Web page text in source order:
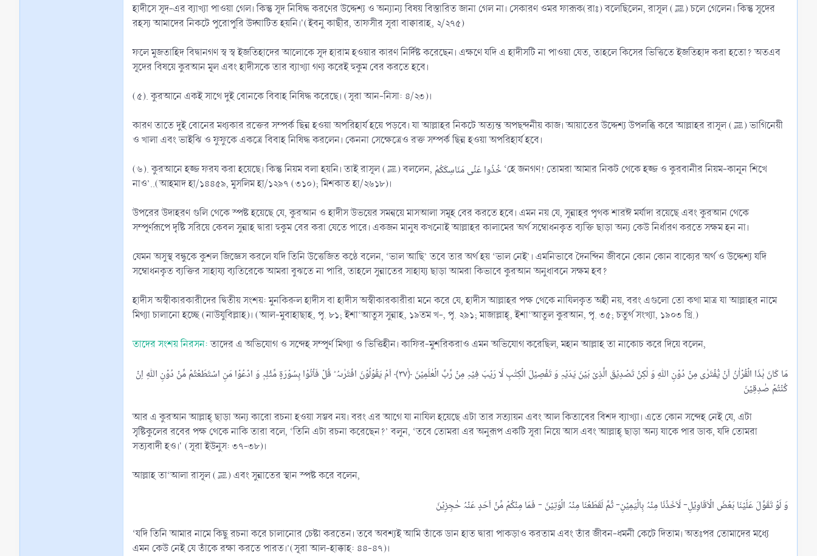
হাদীসে সূদ-এর ব্যাখ্যা পাওয়া গেল। কিন্তু সূদ নিষিদ্ধ করণের উদ্দেশ্য ও অন্যান্য বিষয় বিস্তারিত জানা গেল না। সেকারণ ওমর ফারূক(রাঃ) বলেছিলেন, রাসূল (ﷺ) চলে গেলেন। কিন্তু সূদের
রহস্য আমাদের নিকটে পুরোপুরি উদ্ঘাটিত হয়নি।'(ইবনু কাছীর, তাফসীর সূরা বাক্বারাহ, ২/২৭৫)
ফলে মুজতাহিদ বিদ্বানগণ স্ব স্ব ইজতিহাদের আলোকে সূদ হারাম হওয়ার কারণ নির্দিষ্ট করেছেন। এক্ষণে যদি এ হাদীসটি না পাওয়া যেত, তাহলে কিসের ভিত্তিতে ইজতিহাদ করা হতো? অতএব
সূদের বিষয়ে কুরআন মূল এবং হাদীসকে তার ব্যাখ্যা গণ্য করেই হুকুম বের করতে হবে।
(৫). কুরআনে একই সাথে দুই বোনকে বিবাহ নিষিদ্ধ করেছে। (সূরা আন-নিসা: ৪/২৩)।
কারণ তাতে দুই বোনের মধ্যকার রক্তের সম্পর্ক ছিন্ন হওয়া অপরিহার্য হয়ে পড়বে। যা আল্লাহর নিকটে অত্যন্ত অপছন্দনীয় কাজ। আয়াতের উদ্দেশ্য উপলব্ধি করে আল্লাহর রাসূল (ﷺ) ভাগিনেয়ী
ও খালা এবং ভাইঝি ও ফুফুকে একত্রে বিবাহ নিষিদ্ধ করলেন। কেননা সেক্ষেত্রেও রক্ত সম্পর্ক ছিন্ন হওয়া অপরিহার্য হবে।
(৬). কুরআনে হজ্জ ফরয করা হয়েছে। কিন্তু নিয়ম বলা হয়নি। তাই রাসূল (ﷺ) বললেন, خُذُوا عَنِّى مَنَاسِكَكُمْ ‘হে জনগণ! তোমরা আমার নিকট থেকে হজ্জ ও কুরবানীর নিয়ম-কানূন শিখে
নাও’..(আহমাদ হা/১৪৪৫৯, মুসলিম হা/১২৯৭ (৩১০); মিশকাত হা/২৬১৮)।
উপরের উদাহরণ গুলি থেকে স্পষ্ট হয়েছে যে, কুরআন ও হাদীস উভয়ের সমন্বয়ে মাসআলা সমূহ বের করতে হবে। এমন নয় যে, সুন্নাহর পৃথক শারঈ মর্যাদা রয়েছে এবং কুরআন থেকে
সম্পূর্ণরূপে দৃষ্টি সরিয়ে কেবল সুন্নাহ দ্বারা হুকুম বের করা যেতে পারে। একজন মানুষ কখনোই আল্লাহর কালামের অর্থ সম্বোধনকৃত ব্যক্তি ছাড়া অন্য কেউ নির্ধারণ করতে সক্ষম হন না।
যেমন অসুস্থ বন্ধুকে কুশল জিজ্ঞেস করলে যদি তিনি উত্তেজিত কণ্ঠে বলেন, ‘ভাল আছি’ তবে তার অর্থ হয় ‘ভাল নেই’। এমনিভাবে দৈনন্দিন জীবনে কোন কোন বাক্যের অর্থ ও উদ্দেশ্য যদি
সম্বোধনকৃত ব্যক্তির সাহায্য ব্যতিরেকে আমরা বুঝতে না পারি, তাহলে সুন্নাতের সাহায্য ছাড়া আমরা কিভাবে কুরআন অনুধাবনে সক্ষম হব?
হাদীস অস্বীকারকারীদের দ্বিতীয় সংশয়: মুনকিরুল হাদীস বা হাদীস অস্বীকারকারীরা মনে করে যে, হাদীস আল্লাহর পক্ষ থেকে নাযিলকৃত অহী নয়, বরং এগুলো তো কথা মাত্র যা আল্লাহর নামে
মিথ্যা চালানো হচ্ছে (নাউযুবিল্লাহ)। (আল-মুবাহাছাহ, পৃ. ৮১; ইশা‘আতুস সুন্নাহ, ১৯তম খ-, পৃ. ২৯১; মাজাল্লাহ্, ইশা‘আতুল কুরআন, পৃ. ৩৫; চতুর্থ সংখ্যা, ১৯০৩ খ্রি.)
তাদের সংশয় নিরসন:তাদের এ অভিযোগ ও সন্দেহ সম্পূর্ণ মিথ্যা ও ভিত্তিহীন। কাফির-মুশরিকরাও এমন অভিযোগ করেছিল, মহান আল্লাহ তা নাকোচ করে দিয়ে বলেন,
مَا کَانَ ہٰذَا الۡقُرۡاٰنُ اَنۡ یُّفۡتَرٰی مِنۡ دُوۡنِ اللّٰہِ وَ لٰکِنۡ تَصۡدِیۡقَ الَّذِیۡ بَیۡنَ یَدَیۡہِ وَ تَفۡصِیۡلَ الۡکِتٰبِ لَا رَیۡبَ فِیۡہِ مِنۡ رَّبِّ الۡعٰلَمِیۡنَ ﴿۟۳۷﴾ اَمۡ یَقُوۡلُوۡنَ افۡتَرٰىہُ ؕ قُلۡ فَاۡتُوۡا بِسُوۡرَۃٍ مِّثۡلِہٖ وَ ادۡعُوۡا مَنِ اسۡتَطَعۡتُمۡ مِّنۡ دُوۡنِ اللّٰہِ اِنۡ
আর এ কুরআন আল্লাহ্‌ ছাড়া অন্য কারো রচনা হওয়া সম্ভব নয়। বরং এর আগে যা নাযিল হয়েছে এটা তার সত্যায়ন এবং আল কিতাবের বিশদ ব্যাখ্যা। এতে কোন সন্দেহ নেই যে, এটা
সৃষ্টিকুলের রবের পক্ষ থেকে নাকি তারা বলে, ‘তিনি এটা রচনা করেছেন?’ বলুন, ‘তবে তোমরা এর অনুরূপ একটি সূরা নিয়ে আস এবং আল্লাহ্‌ ছাড়া অন্য যাকে পার ডাক, যদি তোমরা
সত্যবাদী হও।' (সূরা ইউনুস: ৩৭-৩৮)।
আল্লাহ তা‘আলা রাসূল (ﷺ) এবং সুন্নাতের স্থান স্পষ্ট করে বলেন,
‘যদি তিনি আমার নামে কিছু রচনা করে চালানোর চেষ্টা করতেন। তবে অবশ্যই আমি তাঁকে ডান হাত দ্বারা পাকড়াও করতাম এবং তাঁর জীবন-ধমনী কেটে দিতাম। অতঃপর তোমাদের মধ্যে
এমন কেউ নেই যে তাঁকে রক্ষা করতে পারত।’(সূরা আল-হাক্কাহ: ৪৪-৪৭)।